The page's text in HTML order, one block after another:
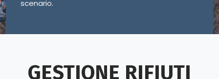
scenario.
GESTIONE RIFIUTI